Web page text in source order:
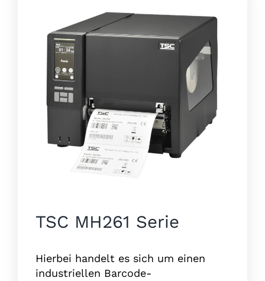
TSC MH261 Serie
Hierbei handelt es sich um einen
industriellen Barcode-